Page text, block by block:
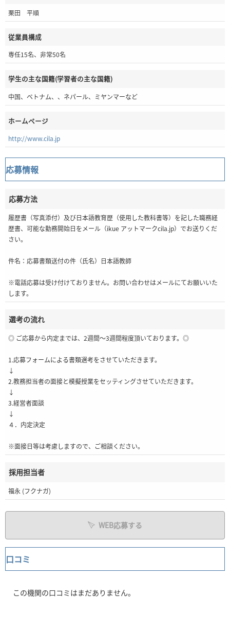
栗田 平順
従業員構成
専任15名、非常50名
学生の主な国籍(学習者の主な国籍)
中国、ベトナム、、ネパール、ミヤンマーなど
ホームページ
http://www.cila.jp
応募情報
応募方法
履歴書（写真添付）及び日本語教育歴（使用した教科書等）を記した職務経
歴書、可能な勤務開始日をメール（ikue アットマークcila.jp）でお送りくだ
さい。
件名：応募書類送付の件（氏名）日本語教師
※電話応募は受け付けておりません。お問い合わせはメールにてお願いいた
します。
選考の流れ
◎ ご応募から内定までは、2週間～3週間程度頂いております。◎
1.応募フォームによる書類選考をさせていただきます。
↓
2.教務担当者の面接と模擬授業をセッティングさせていただきます。
↓
3.経営者面談
↓
４．内定決定
※面接日等は考慮しますので、ご相談ください。
採用担当者
福永 (フクナガ)
WEB応募する
口コミ
この機関の口コミはまだありません。